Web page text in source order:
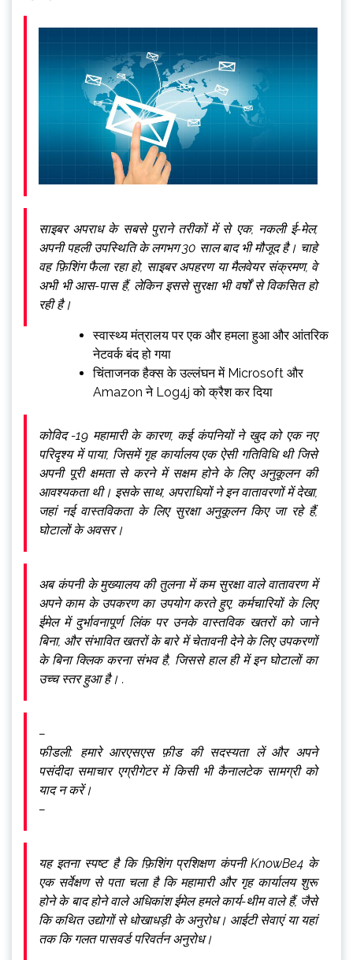
साइबर अपराध के सबसे पुराने तरीकों में से एक, नकली ई-मेल,
अपनी पहली उपस्थिति के लगभग 30 साल बाद भी मौजूद है। चाहे
वह फ़िशिंगफैला रहा हो, साइबर अपहरण या मैलवेयर संक्रमण, वे
अभी भी आस-पास हैं, लेकिन इससे सुरक्षा भी वर्षों से विकसित हो
रही है।
स्वास्थ्य मंत्रालय पर एक और हमला हुआ और आंतरिक
नेटवर्क बंद हो गया
चिंताजनक हैक्स के उल्लंघन में Microsoft और
Amazon ने Log4j को क्रैश कर दिया
कोविद -19 महामारी के कारण, कई कंपनियों ने खुद को एक नए
परिदृश्य में पाया, जिसमें गृह कार्यालयएक ऐसी गतिविधि थी जिसे
अपनी पूरी क्षमता से करने में सक्षम होने के लिए अनुकूलन की
आवश्यकता थी। इसके साथ, अपराधियों ने इन वातावरणों में देखा,
जहां नई वास्तविकता के लिए सुरक्षा अनुकूलन किए जा रहे हैं,
घोटालों के अवसर।
अब कंपनी के मुख्यालय की तुलना में कम सुरक्षा वाले वातावरण में
अपने काम के उपकरण का उपयोग करते हुए, कर्मचारियों के लिए
ईमेल में दुर्भावनापूर्ण लिंक पर उनके वास्तविक खतरों को जाने
बिना, और संभावित खतरों के बारे में चेतावनी देने के लिए उपकरणों
के बिना क्लिक करना संभव है, जिससे हाल ही में इन घोटालों का
उच्च स्तर हुआ है। .
–
फीडली: हमारे आरएसएस फ़ीड की सदस्यता लें और अपने
पसंदीदा समाचार एग्रीगेटर में किसी भी कैनालटेक सामग्री को
याद न करें।
–
यह इतना स्पष्ट है कि फ़िशिंग प्रशिक्षण कंपनी KnowBe4 के
एक सर्वेक्षण से पता चला है कि महामारी और गृह कार्यालय शुरू
होने के बाद होने वाले अधिकांश ईमेल हमले कार्य-थीम वाले हैं, जैसे
कि कथित उद्योगों से धोखाधड़ी के अनुरोध। आईटी सेवाएं या यहां
तक कि गलत पासवर्ड परिवर्तन अनुरोध।